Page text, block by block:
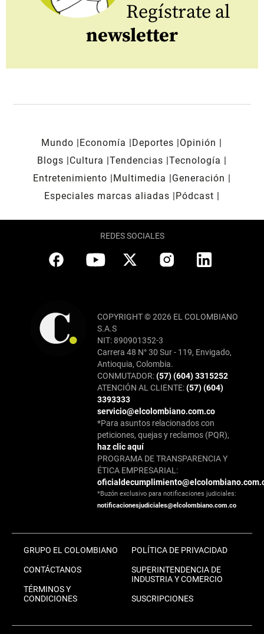
Regístrate al
newsletter
Mundo Economía Deportes
Opinión
Blogs
Cultura Tendencias Tecnología
Entretenimiento
Multimedia
Generación
Especiales marcas aliadas
Pódcast
REDES SOCIALES
COPYRIGHT © 2026 EL COLOMBIANO
S.A.S
NIT: 890901352-3
Carrera 48 N° 30 Sur - 119, Envigado,
Antioquia, Colombia.
CONMUTADOR:(57) (604) 3315252
ATENCIÓN AL CLIENTE:(57) (604)
3393333
servicio@elcolombiano.com.co
*Para asuntos relacionados con
peticiones, quejas y reclamos (PQR),
haz clic aquí
PROGRAMA DE TRANSPARENCIA Y
ÉTICA EMPRESARIAL:
*Buzón exclusivo para notificaciones judiciales:
notificacionesjudiciales@elcolombiano.com.co
GRUPO EL COLOMBIANO
CONTÁCTANOS
TÉRMINOS Y
CONDICIONES
POLÍTICA DE PRIVACIDAD
SUPERINTENDENCIA DE
INDUSTRIA Y COMERCIO
SUSCRIPCIONES